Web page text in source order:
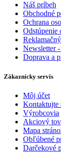
Náš príbeh
Obchodné
Ochrana
Odstúpenie
Newsletter
Doprava a
Zákaznícky servis
Môj účet
Kontaktujte
Výrobcovia
Akciový
Mapa
Obľúbené
Darčekové